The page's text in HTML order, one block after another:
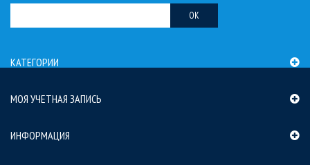
OK
КАТЕГОРИИ
МОЯ УЧЕТНАЯ ЗАПИСЬ
ИНФОРМАЦИЯ